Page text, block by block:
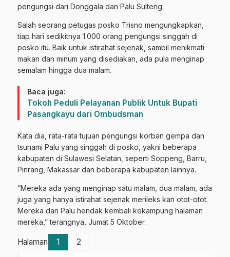
pengungsi dari Donggala dan Palu Sulteng.
Salah seorang petugas posko Trisno mengungkapkan,
tiap hari sedikitnya 1.000 orang pengungsi singgah di
posko itu. Baik untuk istirahat sejenak, sambil menikmati
makan dan minum yang disediakan, ada pula menginap
semalam hingga dua malam.
Baca juga:
Tokoh Peduli Pelayanan Publik Untuk Bupati
Pasangkayu dari Ombudsman
Kata dia, rata-rata tujuan pengungsi korban gempa dan
tsunami Palu yang singgah di posko, yakni beberapa
kabupaten di Sulawesi Selatan, seperti Soppeng, Barru,
Pinrang, Makassar dan beberapa kabupaten lainnya.
“Mereka ada yang menginap satu malam, dua malam, ada
juga yang hanya istirahat sejenak merileks kan otot-otot.
Mereka dari Palu hendak kembali kekampung halaman
mereka,” terangnya, Jumat 5 Oktober.
Halaman 1 2